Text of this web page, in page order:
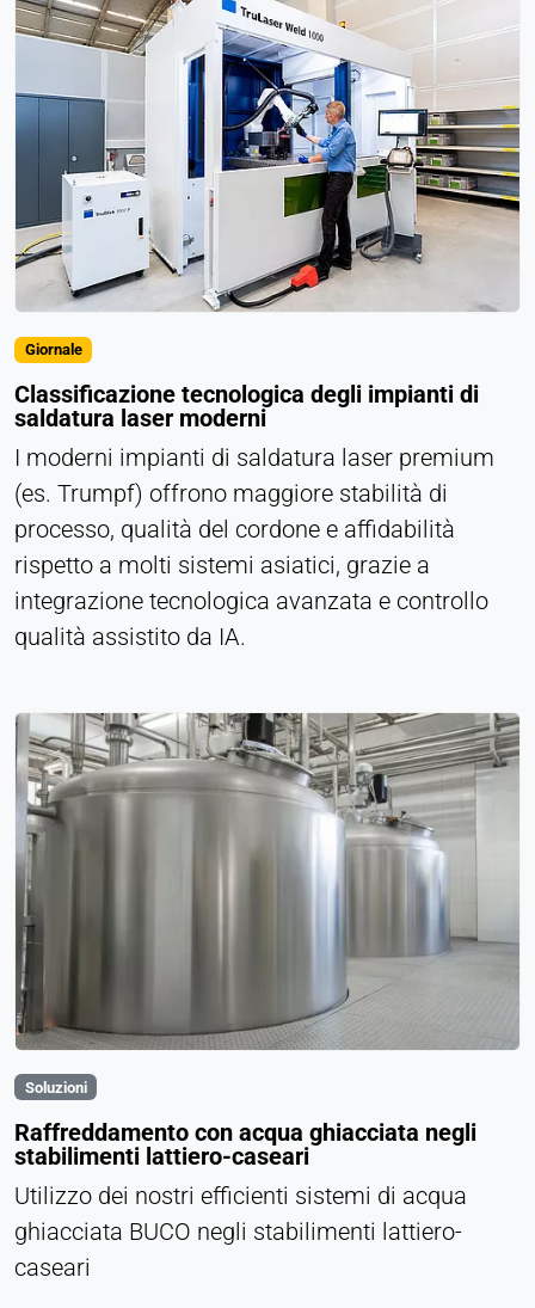
Giornale
Classificazione tecnologica degli impianti di
saldatura laser moderni
I moderni impianti di saldatura laser premium
(es. Trumpf) offrono maggiore stabilità di
processo, qualità del cordone e affidabilità
rispetto a molti sistemi asiatici, grazie a
integrazione tecnologica avanzata e controllo
qualità assistito da IA.
Soluzioni
Raffreddamento con acqua ghiacciata negli
stabilimenti lattiero-caseari
Utilizzo dei nostri efficienti sistemi di acqua
ghiacciata BUCO negli stabilimenti lattiero-
caseari
Provider:
Heat Transfer Technology
Purpose:
Memorizza le impostazioni sulla privacy
Cookie duration:
1 anno
STATISTICHE
Utilizzate per capire come viene utilizzato il sito
web e per migliorare le prestazioni e l'usabilità. I
dati vengono elaborati in forma anonima.
Matomo
Provider:
Heat Transfer Technology
Purpose:
Statistica
Cookie duration:
MARKETING
Utilizzato per misurare l'efficacia del marketing e
identificare i visitatori legati all'attività
Provider:
Purpose:
Monitoraggio delle conversioni
1 giorno - 1 anno